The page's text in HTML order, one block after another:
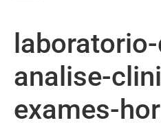
analise-
exames-